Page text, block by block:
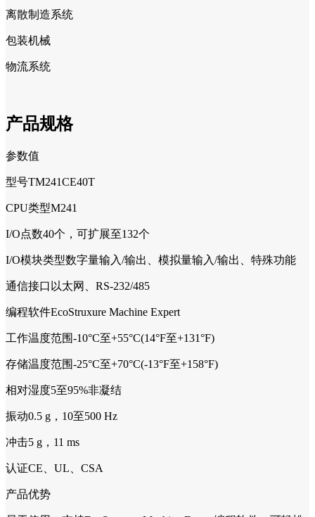
离散制造系统
包装机械
物流系统
产品规格
参数值
型号TM241CE40T
CPU类型M241
I/O点数40个，可扩展至132个
I/O模块类型数字量输入/输出、模拟量输入/输出、特殊功能
通信接口以太网、RS-232/485
编程软件EcoStruxure Machine Expert
工作温度范围-10°C至+55°C(14°F至+131°F)
存储温度范围-25°C至+70°C(-13°F至+158°F)
相对湿度5至95%非凝结
振动0.5 g，10至500 Hz
冲击5 g，11 ms
认证CE、UL、CSA
产品优势